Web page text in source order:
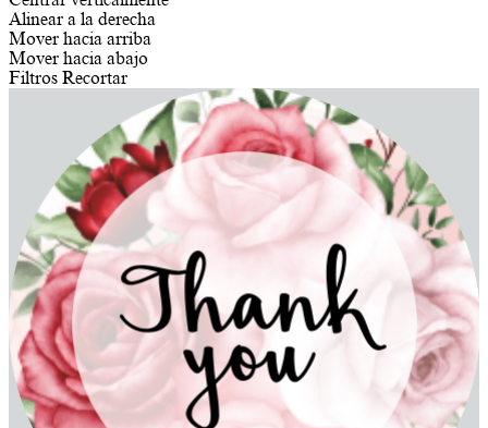
Alinear a la derecha
Mover hacia arriba
Mover hacia abajo
Filtros Recortar